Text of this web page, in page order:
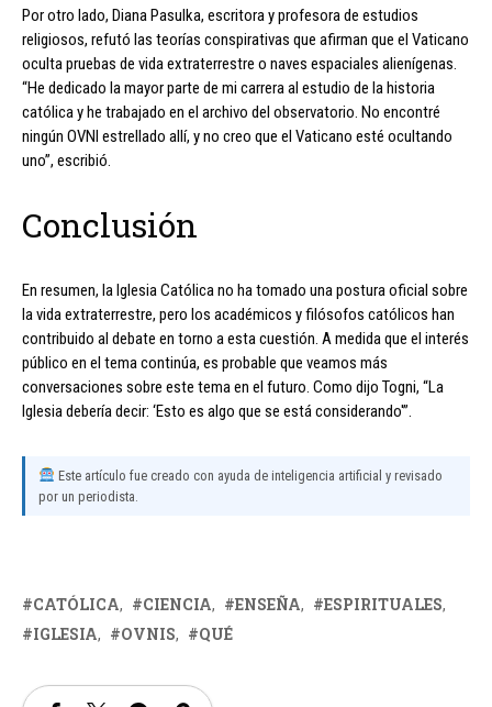
Por otro lado, Diana Pasulka, escritora y profesora de estudios
religiosos, refutó las teorías conspirativas que afirman que el Vaticano
oculta pruebas de vida extraterrestre o naves espaciales alienígenas.
“He dedicado la mayor parte de mi carrera al estudio de la historia
católica y he trabajado en el archivo del observatorio. No encontré
ningún OVNI estrellado allí, y no creo que el Vaticano esté ocultando
uno”, escribió.
Conclusión
En resumen, la Iglesia Católica no ha tomado una postura oficial sobre
la vida extraterrestre, pero los académicos y filósofos católicos han
contribuido al debate en torno a esta cuestión. A medida que el interés
público en el tema continúa, es probable que veamos más
conversaciones sobre este tema en el futuro. Como dijo Togni, “La
Iglesia debería decir: ‘Esto es algo que se está considerando'”.
Este artículo fue creado con ayuda de inteligencia artificial y revisado
por un periodista.
CATÓLICA CIENCIA ENSEÑA
ESPIRITUALES
IGLESIA
OVNIS QUÉ